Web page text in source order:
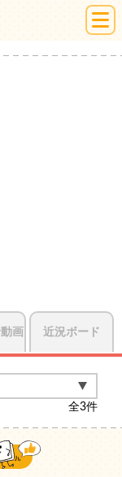
本ひろば
画 近況ボード
全3件